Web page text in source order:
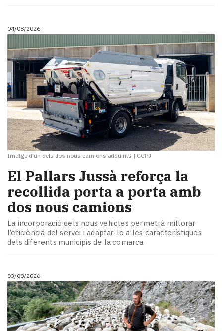
04/08/2026
Imatge d'un dels dos nous camions adquirits | CCPJ
El Pallars Jussà reforça la
recollida porta a porta amb
dos nous camions
La incorporació dels nous vehicles permetrà millorar
l’eficiència del servei i adaptar-lo a les característiques
dels diferents municipis de la comarca
03/08/2026